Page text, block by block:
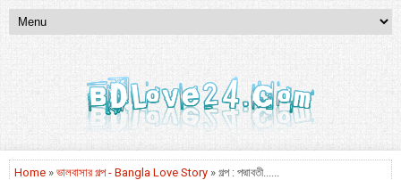
Home » ভালবাসার গল্প - Bangla Love Story » গল্প : পদ্মাবতী......